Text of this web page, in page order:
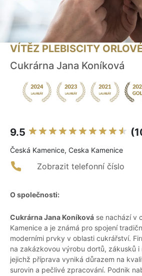
VÍTĚZ PLEBISCITY ORLOVÉ
Cukrárna Jana Koníková
9.5
Česká Kamenice, Ceska Kamenice
Zobrazit telefonní číslo
O společnosti:
Cukrárna Jana Koníková se nachází v
Kamenice a je známá pro spojení
moderními prvky v oblasti cukrářství.
na zakázkovou výrobu dortů, zákusků i
jejichž příprava vyniká důrazem na
surovin a pečlivé zpracování. Podnik